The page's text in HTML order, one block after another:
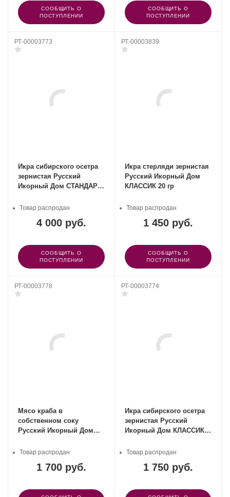
СООБЩИТЬ О
ПОСТУПЛЕНИИ
СООБЩИТЬ О
ПОСТУПЛЕНИИ
РТ-00003773
Икра сибирского осетра
зернистая Русский
Икорный Дом СТАНДАРТ
4 000 руб.
Товар распродан
СООБЩИТЬ О
ПОСТУПЛЕНИИ
РТ-00003839
Икра стерляди зернистая
Русский Икорный Дом
КЛАССИК 20 гр
1 450 руб.
Товар распродан
СООБЩИТЬ О
ПОСТУПЛЕНИИ
РТ-00003778
Мясо краба в
собственном соку
Русский Икорный Дом
1 700 руб.
Товар распродан
РТ-00003774
Икра сибирского осетра
зернистая Русский
Икорный Дом КЛАССИК
1 750 руб.
Товар распродан